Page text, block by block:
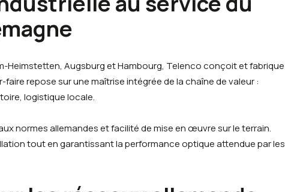
Heimstetten, Augsburg et Hambourg, Telencoconçoit et fabrique
repose sur une maîtrise intégrée de la chaîne de valeur :
logistique locale.
normes allemandes et facilité de mise en œuvre sur le terrain.
tout en garantissant la performance optique attendue par les